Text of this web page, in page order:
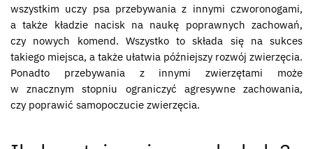
wszystkim uczy psa przebywania z innymi czworonogami,
a także kładzie nacisk na naukę poprawnych zachowań,
czy nowych komend. Wszystko to składa się na sukces
takiego miejsca, a także ułatwia późniejszy rozwój zwierzęcia.
Ponadto przebywania z innymi zwierzętami może
w znacznym stopniu ograniczyć agresywne zachowania,
czy poprawić samopoczucie zwierzęcia.